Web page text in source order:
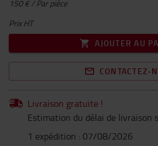
150 € / Par pièce
Prix HT
AJOUTER AU
CONTACTEZ-
Livraison gratuite !
Estimation du délai de livraison
1 expédition : 07/08/2026